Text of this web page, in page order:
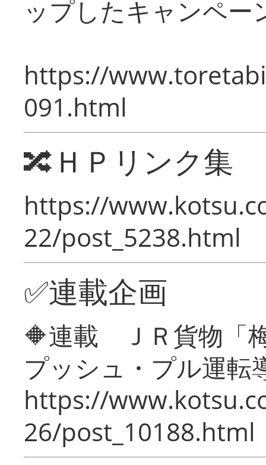
ップしたキャンペー
https://
091.html
🔀ＨＰリンク集
https://
22/post_5238.html
✅連載企画
🔶連載 ＪＲ貨物「
プッシュ・プル運転
https://
26/post_10188.html